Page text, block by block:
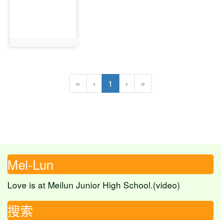
« ‹ 1 (目前頁次)
› »
Mei-Lun
Love is at Meilun Junior High School.(video)
搜索